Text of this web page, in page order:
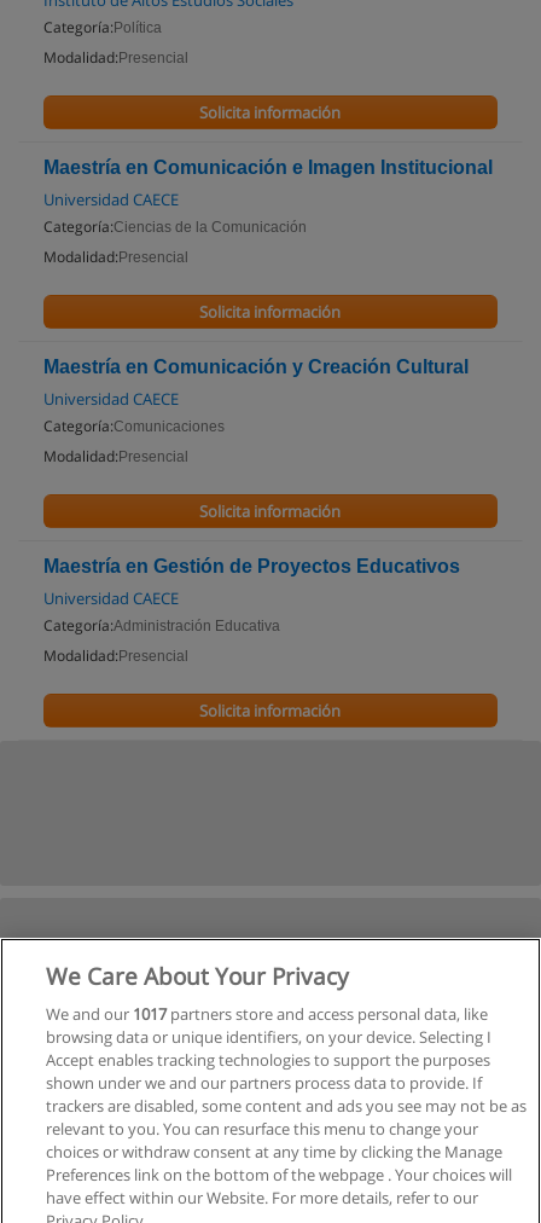
Categoría: Política
Modalidad: Presencial
Solicita información
Maestría en Comunicación e Imagen Institucional
Universidad CAECE
Categoría:Ciencias de la Comunicación
Modalidad: Presencial
Solicita información
Maestría en Comunicación y Creación Cultural
Universidad CAECE
Categoría:Comunicaciones
Modalidad: Presencial
Solicita información
Maestría en Gestión de Proyectos Educativos
Universidad CAECE
Categoría:Administración Educativa
Modalidad: Presencial
Solicita información
We Care About Your Privacy
We and our 1017partners store and access personal data, like
browsing data or unique identifiers, on your device. Selecting I
Accept enables tracking technologies to support the purposes
shown under we and our partners process data to provide. If
trackers are disabled, some content and ads you see may not be as
relevant to you. You can resurface this menu to change your
choices or withdraw consent at any time by clicking the Manage
Preferences link on the bottom of the webpage . Your choices will
have effect within our Website. For more details, refer to our